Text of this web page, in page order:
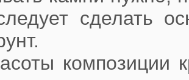
сделать
композиции